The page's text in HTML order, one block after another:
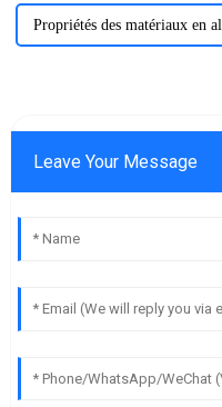
Propriétés des matériaux en
Leave Your Message